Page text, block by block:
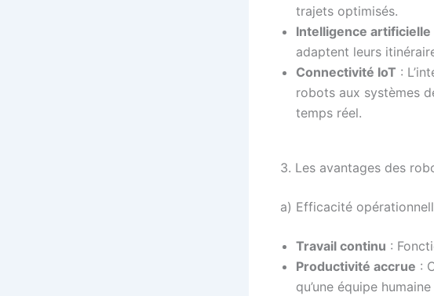
trajets optimisés.
Intelligence artificielle
adaptent leurs
Connectivité IoT :
robots aux systèmes
temps réel.
3. Les avantages des
a) Efficacité
Travail continu :
Productivité accrue :
qu’une équipe humaine